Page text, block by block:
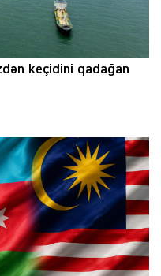
keçidini qadağan